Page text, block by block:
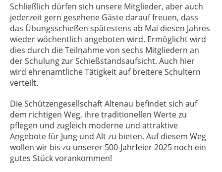
Schließlich dürfen sich unsere Mitglieder, aber auch
jederzeit gern gesehene Gäste darauf freuen, dass
das Übungsschießen spätestens ab Mai diesen Jahres
wieder wöchentlich angeboten wird. Ermöglicht wird
dies durch die Teilnahme von sechs Mitgliedern an
der Schulung zur Schießstandsaufsicht. Auch hier
wird ehrenamtliche Tätigkeit auf breitere Schultern
verteilt.
Die Schützengesellschaft Altenau befindet sich auf
dem richtigen Weg, ihre traditionellen Werte zu
pflegen und zugleich moderne und attraktive
Angebote für Jung und Alt zu bieten. Auf diesem Weg
wollen wir bis zu unserer 500-Jahrfeier 2025 noch ein
gutes Stück vorankommen!